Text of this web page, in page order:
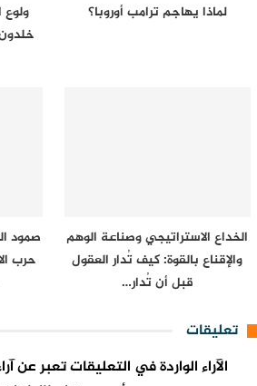
لماذا يهاجم ترامب أوروبا؟
ولوع
الخداع الاستراتيجي وصناعة الوهم
والإقناع بالقوة: كيف تُدار العقول
قبل أن تُدار…
صمود
حرب
تعليقات
الآراء الواردة في التعليقات تعبر عن